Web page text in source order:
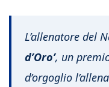
L’allenatore del
d’Oro’, un
d’orgoglio